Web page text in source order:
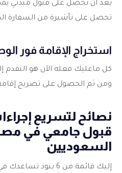
بعد أن تحصل على قبول مبدئي
تحصل على تأشيرة من السفارة
استخراج الإقامة فور
كل ماعليك فعله الآن هو التقدم
ومن ثم الحصول على تصريح
نصائح لتسريع
قبول جامعي في
السعوديين
إليك قائمة من 6